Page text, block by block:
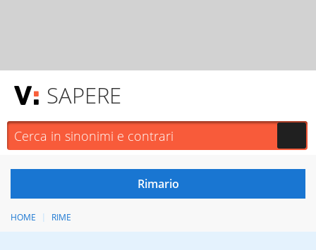
SAPERE
HOME RIME